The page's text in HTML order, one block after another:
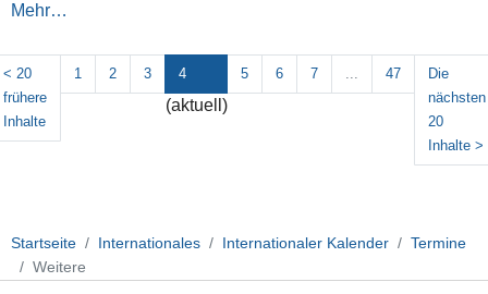
Mehr…
< 20
frühere
Inhalte
1 2 3 4
(aktuell)
5 6 7 ... 47
Die
nächsten
20
Inhalte >
Startseite Internationales Internationaler Kalender
Termine
Weitere